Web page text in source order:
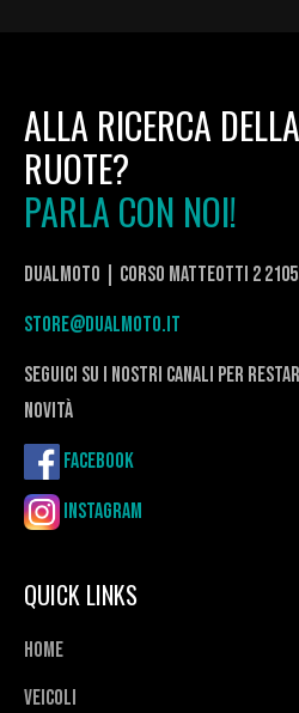
ALLA RICERCA
RUOTE?
PARLA CON NOI!
DualMoto | corso Matteotti 2
store@dualmoto.it
seguici su i nostri canali per
novità
Facebook
Instagram
QUICK LINKS
Home
Veicoli